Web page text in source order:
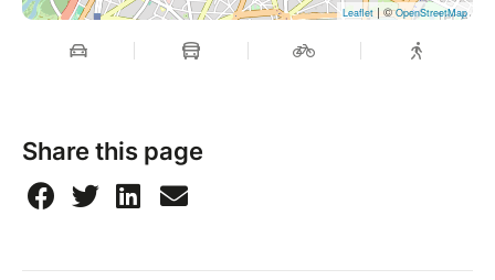
Leaflet | ©OpenStreetMap
Share this page